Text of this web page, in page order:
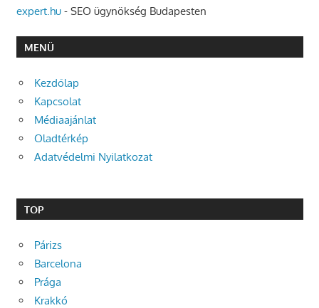
expert.hu- SEO ügynökség Budapesten
MENÜ
Kezdőlap
Kapcsolat
Médiaajánlat
Oladtérkép
Adatvédelmi Nyilatkozat
TOP
Párizs
Barcelona
Prága
Krakkó